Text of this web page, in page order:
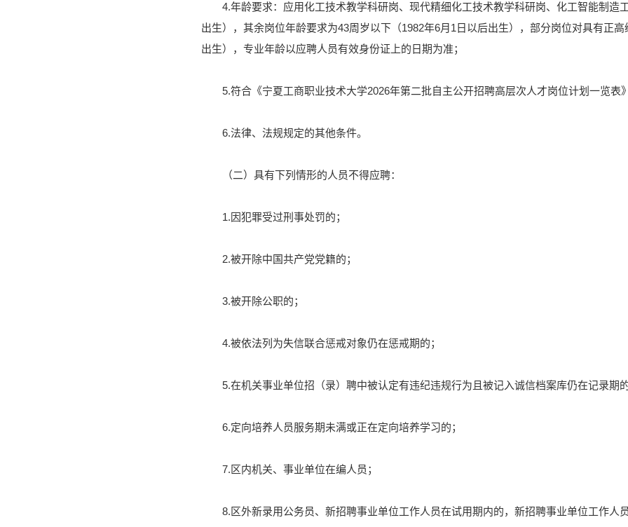
4.年龄要求：应用化工技术教学科研岗、现代精细化工技术教学科研岗、化工智能制造
出生），其余岗位年龄要求为43周岁以下（1982年6月1日以后出生），部分岗位对具有正
出生），专业年龄以应聘人员有效身份证上的日期为准；
5.符合《宁夏工商职业技术大学2026年第二批自主公开招聘高层次人才岗位计划一览
6.法律、法规规定的其他条件。
（二）具有下列情形的人员不得应聘：
1.因犯罪受过刑事处罚的；
2.被开除中国共产党党籍的；
3.被开除公职的；
4.被依法列为失信联合惩戒对象仍在惩戒期的；
5.在机关事业单位招（录）聘中被认定有违纪违规行为且被记入诚信档案库仍在记录期
6.定向培养人员服务期未满或正在定向培养学习的；
7.区内机关、事业单位在编人员；
8.区外新录用公务员、新招聘事业单位工作人员在试用期内的，新招聘事业单位工作人